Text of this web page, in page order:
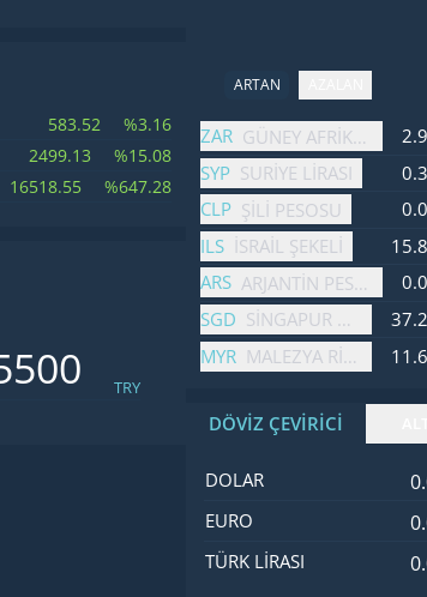
583.52
%3.16
2499.13
%15.08
16518.55 %647.28
TRY
ARTAN
İsim FiyatDeğişim
ZAR GÜNEY AFRIKA RANDI
SYP SURIYE LIRASI
CLP ŞILI PESOSU
ILS İSRAIL ŞEKELI
ARS ARJANTIN PESOSU
SGD SINGAPUR DOLARI
MYR MALEZYA RINGGITI
DÖVİZ ÇEVİRİCİ
İsimDeğer
DOLAR
EURO
TÜRK LIRASI